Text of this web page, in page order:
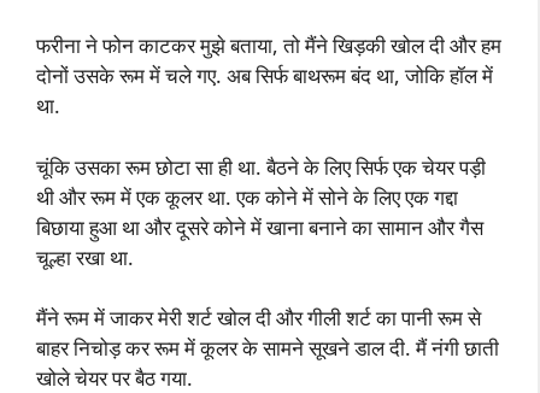
फरीना ने फोन काटकर मुझे बताया, तो मैंने खिड़की खोल दी और हम
दोनों उसके रूम में चले गए. अब सिर्फ बाथरूम बंद था, जोकि हॉल में
था.
चूंकि उसका रूम छोटा सा ही था. बैठने के लिए सिर्फ एक चेयर पड़ी
थी और रूम में एक कूलर था. एक कोने में सोने के लिए एक गद्दा
बिछाया हुआ था और दूसरे कोने में खाना बनाने का सामान और गैस
चूल्हा रखा था.
मैंने रूम में जाकर मेरी शर्ट खोल दी और गीली शर्ट का पानी रूम से
बाहर निचोड़ कर रूम में कूलर के सामने सूखने डाल दी. मैं नंगी छाती
खोले चेयर पर बैठ गया.